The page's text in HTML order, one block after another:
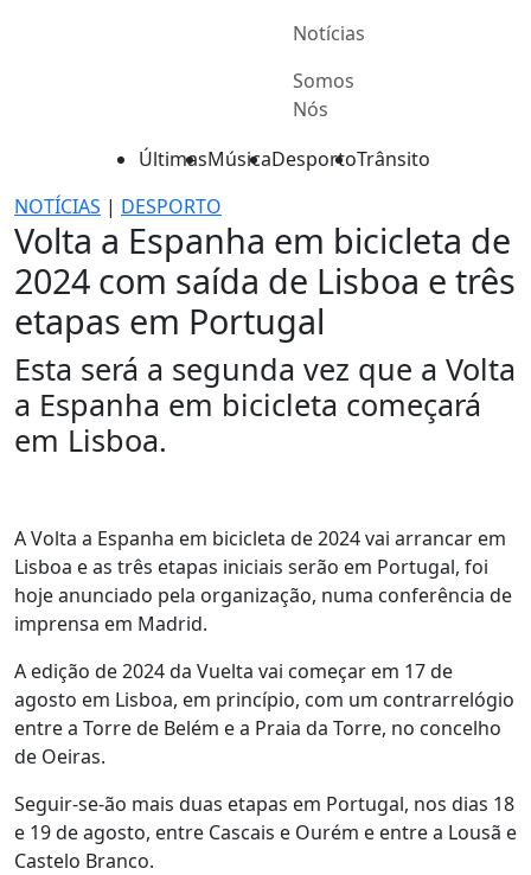
Notícias
Somos
Nós
ÚltimasMúsicaDesportoTrânsito
NOTÍCIAS | DESPORTO
Volta a Espanha em bicicleta de
2024 com saída de Lisboa e três
etapas em Portugal
Esta será a segunda vez que a Volta
a Espanha em bicicleta começará
em Lisboa.
A Volta a Espanha em bicicleta de 2024 vai arrancar em
Lisboa e as três etapas iniciais serão em Portugal, foi
hoje anunciado pela organização, numa conferência de
imprensa em Madrid.
A edição de 2024 da Vuelta vai começar em 17 de
agosto em Lisboa, em princípio, com um contrarrelógio
entre a Torre de Belém e a Praia da Torre, no concelho
de Oeiras.
Seguir-se-ão mais duas etapas em Portugal, nos dias 18
e 19 de agosto, entre Cascais e Ourém e entre a Lousã e
Castelo Branco.